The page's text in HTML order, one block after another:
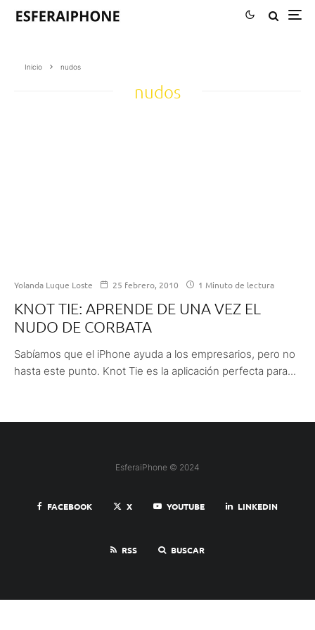
Inicio nudos
nudos
Yolanda Luque Loste 25 febrero, 2010 1 Minuto de lectura
KNOT TIE: APRENDE DE UNA VEZ EL
NUDO DE CORBATA
Sabíamos que el iPhone ayuda a los empresarios, pero no
hasta este punto. Knot Tie es la aplicación perfecta para...
EsferaiPhone © 2024
FACEBOOK X YOUTUBE LINKEDIN
RSS BUSCAR